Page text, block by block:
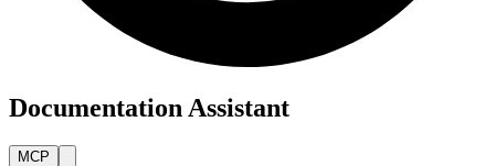
Documentation Assistant
MCP